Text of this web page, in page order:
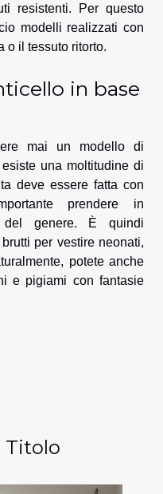
Titolo
resistenti. Per questo
modelli realizzati con
o il tessuto ritorto.
in base
mai un modello di
una moltitudine di
deve essere fatta con
prendere in
del genere. È quindi
per vestire neonati,
potete anche
e pigiami con fantasie